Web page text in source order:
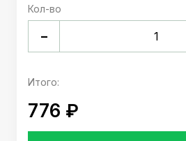
Кол-во
-
Итого:
776 ₽